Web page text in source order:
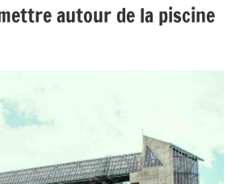
autour de la piscine